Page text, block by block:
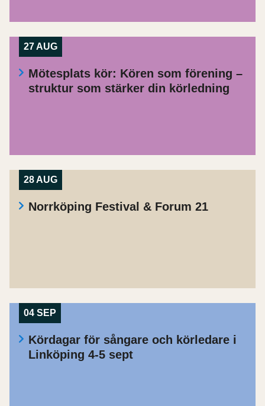
27 AUG
Mötesplats kör: Kören som förening –
struktur som stärker din körledning
28 AUG
Norrköping Festival & Forum 21
04 SEP
Kördagar för sångare och körledare i
Linköping 4-5 sept